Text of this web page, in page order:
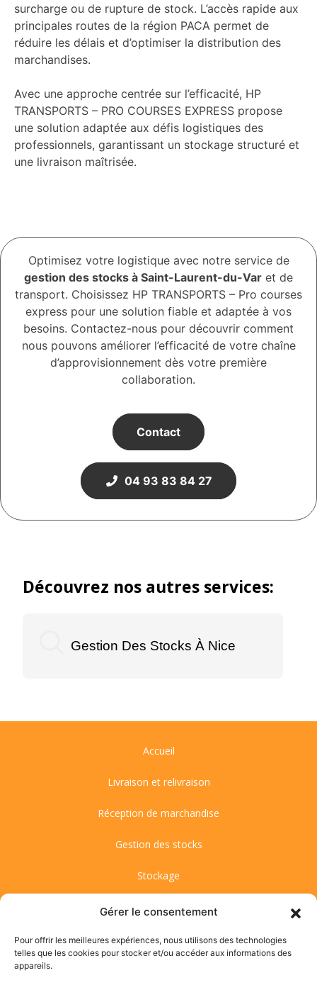
Gérer le consentement
Pour offrir les meilleures expériences, nous utilisons des technologies
telles que les cookies pour stocker et/ou accéder aux informations des
appareils.
surcharge ou de rupture de stock. L’accès rapide aux
principales routes de la région PACA permet de
réduire les délais et d’optimiser la distribution des
marchandises.
Avec une approche centrée sur l’efficacité, HP
TRANSPORTS – PRO COURSES EXPRESS propose
une solution adaptée aux défis logistiques des
professionnels, garantissant un stockage structuré et
une livraison maîtrisée.
Optimisez votre logistique avec notre service de
gestion des stocks à Saint-Laurent-du-Var et de
transport. Choisissez HP TRANSPORTS – Pro courses
express pour une solution fiable et adaptée à vos
besoins. Contactez-nous pour découvrir comment
nous pouvons améliorer l’efficacité de votre chaîne
d’approvisionnement dès votre première
collaboration.
Contact
04 93 83 84 27
Découvrez nos autres services:
Gestion Des Stocks À Nice
Accueil
Livraison et relivraison
Réception de marchandise
Gestion des stocks
Stockage
Transport spéciaux
Réalisations